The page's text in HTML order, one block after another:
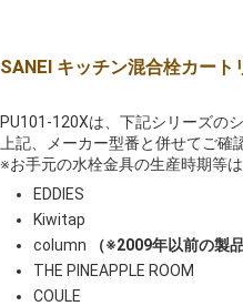
SANEI キッチン混合栓カー
PU101-120Xは、下記シリーズの
上記、メーカー型番と併せてご確
※お手元の水栓金具の生産時期等
EDDIES
Kiwitap
column
（※2009年以前の製
THE PINEAPPLE ROOM
COULE